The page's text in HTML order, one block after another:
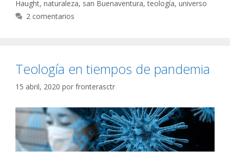
Haught, naturaleza, san Buenaventura,teología, universo
2 comentarios
Teología en tiempos de pandemia
15 abril, 2020 por fronterasctr